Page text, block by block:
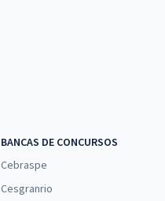
BANCAS DE CONCURSOS
Cebraspe
Cesgranrio